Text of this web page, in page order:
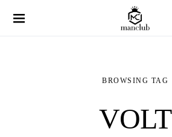
BROWSING TAG
VOLT